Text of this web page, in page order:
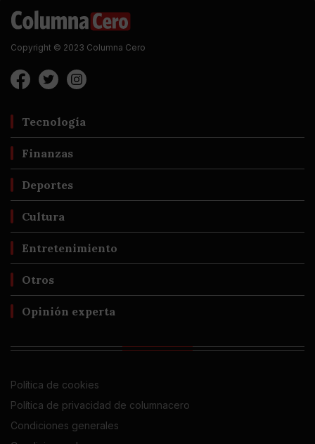
Copyright © 2023 Columna Cero
Tecnología
Finanzas
Deportes
Cultura
Entretenimiento
Otros
Opinión experta
Política de cookies
Política de privacidad de columnacero
Condiciones generales